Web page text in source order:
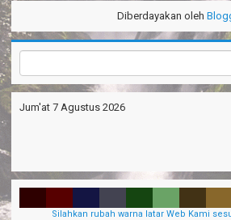
Diberdayakan oleh
Jum'at 7 Agustus 2026
Silahkan rubah warna latar Web Kami